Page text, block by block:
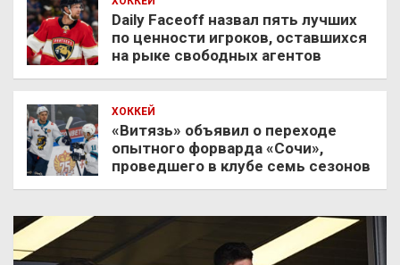
Daily Faceoff назвал пять лучших
по ценности игроков, оставшихся
на рыке свободных агентов
ХОККЕЙ
«Витязь» объявил о переходе
опытного форварда «Сочи»,
проведшего в клубе семь сезонов